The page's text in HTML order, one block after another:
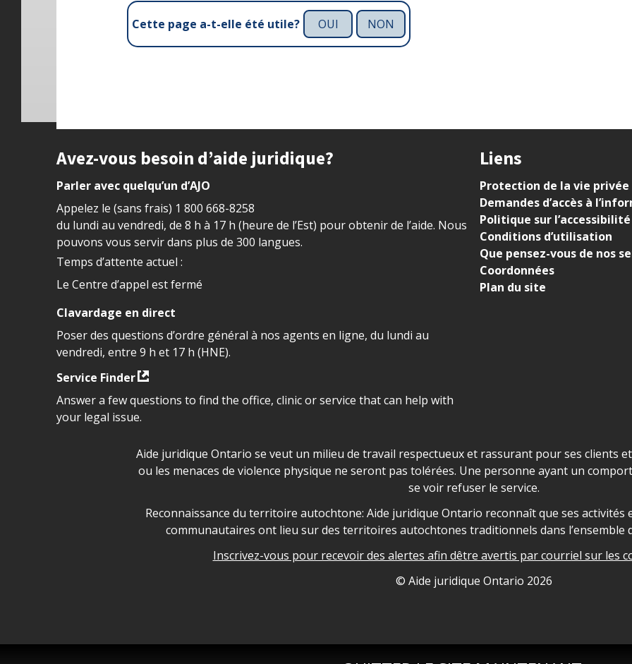
Cette page a-t-elle été utile? OUI NON
Site footer
Avez-vous besoin d’aide juridique?
Parler avec quelqu’un d’AJO
Appelez le (sans frais) 1 800 668-8258
du lundi au vendredi, de 8 h à 17 h (heure de l’Est) pour obtenir de l’aide. Nous
pouvons vous servir dans plus de 300 langues.
Temps d’attente actuel :
Le Centre d’appel est fermé
Clavardage en direct
Poser des questions d’ordre général à nos agents en ligne, du lundi au
vendredi, entre 9 h et 17 h (HNE).
Service Finder
Answer a few questions to find the office, clinic or service that can help with
your legal issue.
Liens
Protection de la vie privée
Demandes d’accès à
Politique sur l’accessibilité
Conditions d’utilisation
Que pensez-vous de nos
Coordonnées
Plan du site
Déclaration sur la sécurité dans les locaux d'AJO.
Aide juridique Ontario se veut un milieu de travail respectueux et rassurant pour ses clients
ou les menaces de violence physique ne seront pas tolérées. Une personne ayant un
se voir refuser le service.
Legal Aid Ontario land acknowledgement
Reconnaissance du territoire autochtone: Aide juridique Ontario reconnaît que ses activités
communautaires ont lieu sur des territoires autochtones traditionnels dans l’ensemble
Inscrivez-vous pour recevoir des alertes afin dêtre avertis par courriel sur les
© Aide juridique Ontario 2026